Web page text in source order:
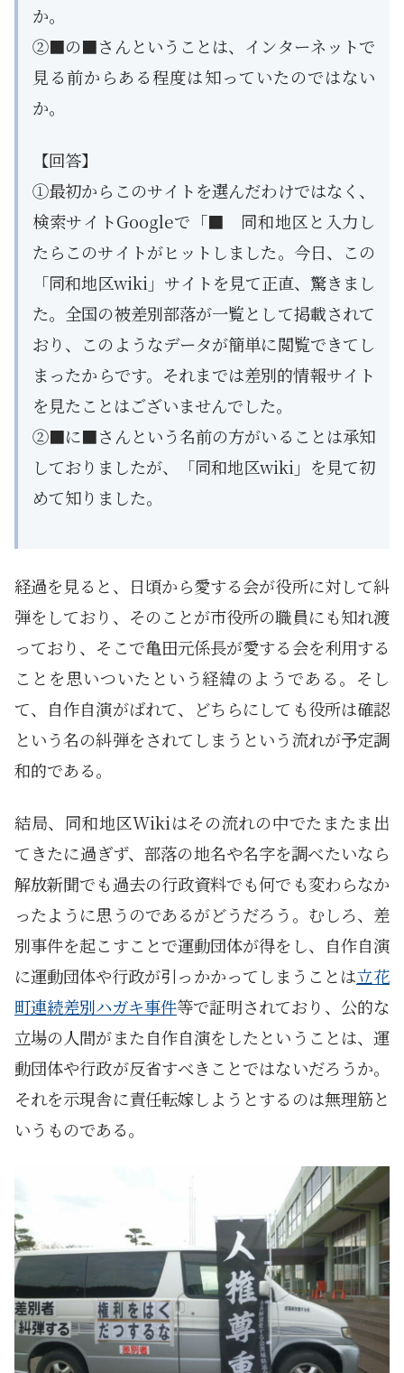
か。
②■の■さんということは、インターネットで
見る前からある程度は知っていたのではない
か。
【回答】
①最初からこのサイトを選んだわけではなく、
検索サイトGoogleで「■ 同和地区と入力し
たらこのサイトがヒットしました。今日、この
「同和地区wiki」サイトを見て正直、驚きまし
た。全国の被差別部落が一覧として掲載されて
おり、このようなデータが簡単に閲覧できてし
まったからです。それまでは差別的情報サイト
を見たことはございませんでした。
②■に■さんという名前の方がいることは承知
しておりましたが、「同和地区wiki」を見て初
めて知りました。
経過を見ると、日頃から愛する会が役所に対して糾
弾をしており、そのことが市役所の職員にも知れ渡
っており、そこで亀田元係長が愛する会を利用する
ことを思いついたという経緯のようである。そし
て、自作自演がばれて、どちらにしても役所は確認
という名の糾弾をされてしまうという流れが予定調
和的である。
結局、同和地区Wikiはその流れの中でたまたま出
てきたに過ぎず、部落の地名や名字を調べたいなら
解放新聞でも過去の行政資料でも何でも変わらなか
ったように思うのであるがどうだろう。むしろ、差
別事件を起こすことで運動団体が得をし、自作自演
に運動団体や行政が引っかかってしまうことは立花
町連続差別ハガキ事件等で証明されており、公的な
立場の人間がまた自作自演をしたということは、運
動団体や行政が反省すべきことではないだろうか。
それを示現舎に責任転嫁しようとするのは無理筋と
いうものである。